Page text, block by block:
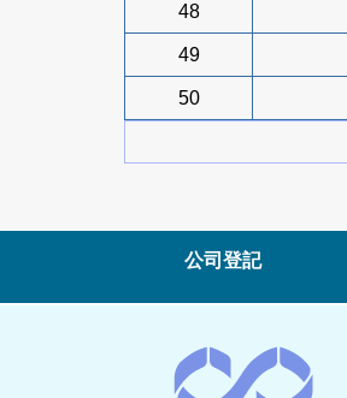
48
49
50
公司登記